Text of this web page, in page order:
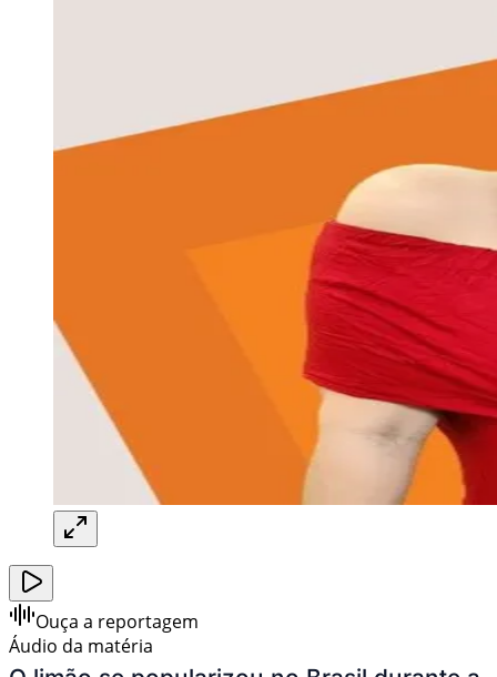
Ouça a reportagem
Áudio da matéria